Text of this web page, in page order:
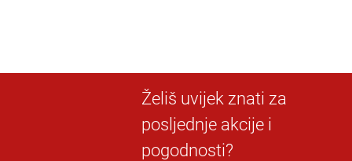
Želiš uvijek znati za
posljednje akcije i
pogodnosti?